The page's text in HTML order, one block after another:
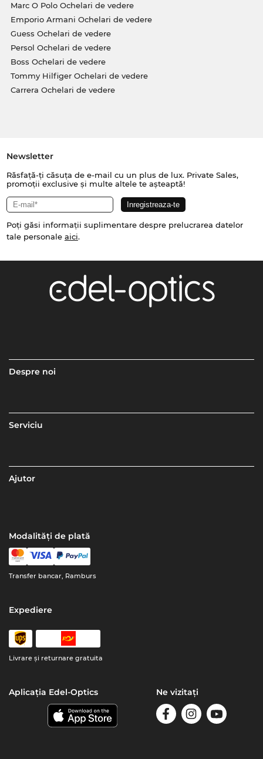
Marc O Polo Ochelari de vedere
Emporio Armani Ochelari de vedere
Guess Ochelari de vedere
Persol Ochelari de vedere
Boss Ochelari de vedere
Tommy Hilfiger Ochelari de vedere
Carrera Ochelari de vedere
Newsletter
Răsfață-ți căsuța de e-mail cu un plus de lux. Private Sales,
promoții exclusive și multe altele te așteaptă!
Poți găsi informații suplimentare despre prelucrarea datelor
tale personale aici.
Despre noi
Serviciu
Ajutor
Modalități de plată
Transfer bancar, Ramburs
Expediere
Livrare şi returnare gratuita
Aplicația Edel-Optics Ne vizitați